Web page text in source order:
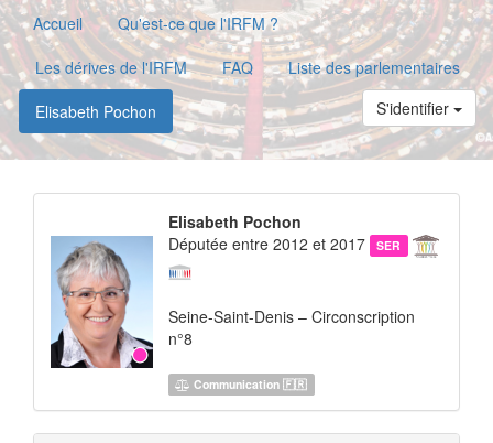
Accueil
Qu'est-ce que l'IRFM ?
Les dérives de l'IRFM
FAQ
Liste des parlementaires
Elisabeth Pochon
S'identifier
Elisabeth Pochon
Députée entre 2012 et 2017
SER
Seine-Saint-Denis – Circonscription
n°8
Communication 🇫🇷